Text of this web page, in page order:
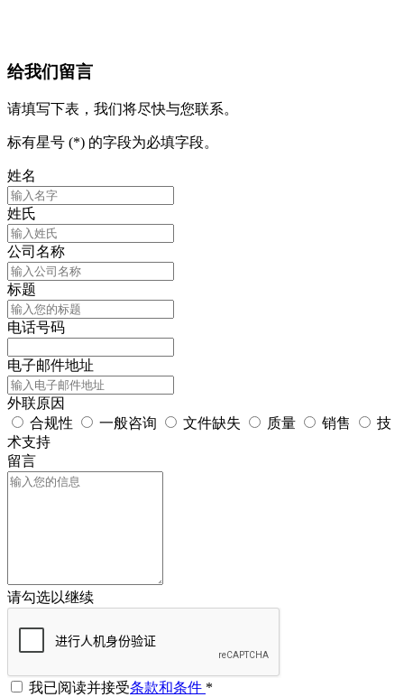
给我们留言
请填写下表，我们将尽快与您联系。
标有星号 (*) 的字段为必填字段。
姓名
姓氏
公司名称
标题
电话号码
电子邮件地址
外联原因
合规性
一般咨询 文件缺失 质量 销售
技
术支持
留言
请勾选以继续
我已阅读并接受条款和条件 *